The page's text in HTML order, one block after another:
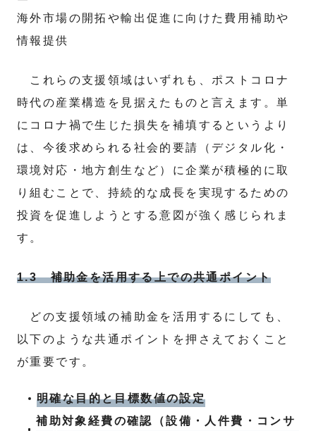
海外市場の開拓や輸出促進に向けた費用補助や
情報提供
これらの支援領域はいずれも、ポストコロナ
時代の産業構造を見据えたものと言えます。単
にコロナ禍で生じた損失を補填するというより
は、今後求められる社会的要請（デジタル化・
環境対応・地方創生など）に企業が積極的に取
り組むことで、持続的な成長を実現するための
投資を促進しようとする意図が強く感じられま
す。
1.3 補助金を活用する上での共通ポイント
どの支援領域の補助金を活用するにしても、
以下のような共通ポイントを押さえておくこと
が重要です。
明確な目的と目標数値の設定
補助対象経費の確認（設備・人件費・コンサ